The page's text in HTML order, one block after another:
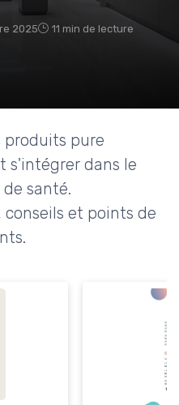
2025 11 min de lecture
pure
s'intégrer dans le
santé.
et points de